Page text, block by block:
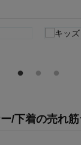
/下着の売れ